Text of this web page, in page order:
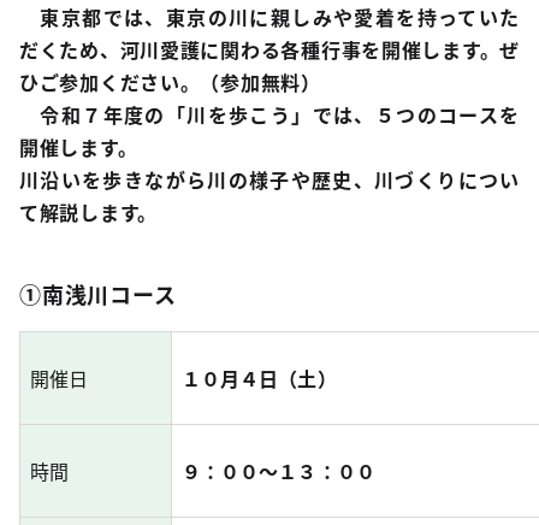
東京都では、東京の川に親しみや愛着を持っていた
だくため、河川愛護に関わる各種行事を開催します。ぜ
ひご参加ください。（参加無料）
令和７年度の「川を歩こう」では、５つのコースを
開催します。
川沿いを歩きながら川の様子や歴史、川づくりについ
て解説します。
①南浅川コース
開催日 １０月４日（土）
時間 ９：００～１３：００